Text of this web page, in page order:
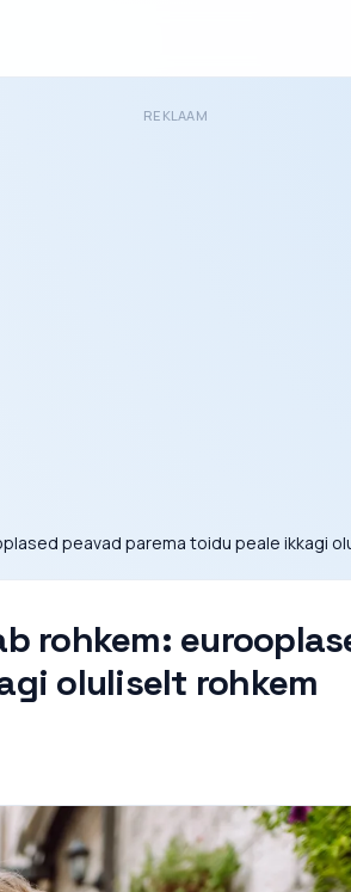
REKLAAM
peavad parema toidu peale ikkagi
rohkem:
oluliselt rohkem